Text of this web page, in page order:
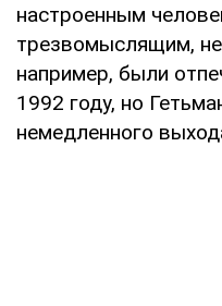
настроенным
трезвомыслящим,
например, были
1992 году, но
немедленного